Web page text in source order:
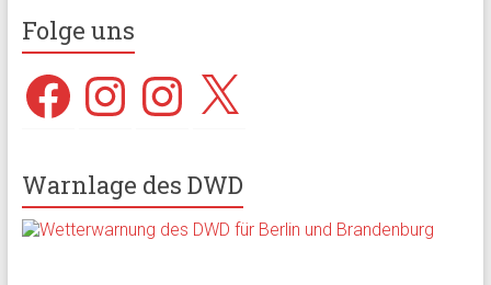
Folge uns
FacebookInstagramInstagram
X
Warnlage des DWD